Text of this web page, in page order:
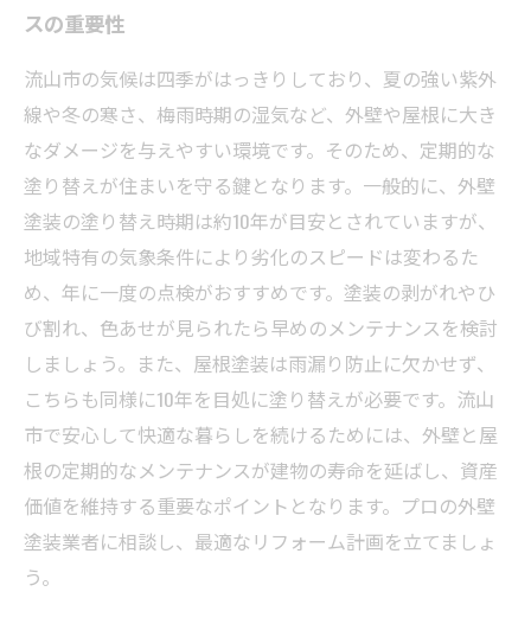
スの重要性
流山市の気候は四季がはっきりしており、夏の強い紫外
線や冬の寒さ、梅雨時期の湿気など、外壁や屋根に大き
なダメージを与えやすい環境です。そのため、定期的な
塗り替えが住まいを守る鍵となります。一般的に、外壁
塗装の塗り替え時期は約10年が目安とされていますが、
地域特有の気象条件により劣化のスピードは変わるた
め、年に一度の点検がおすすめです。塗装の剥がれやひ
び割れ、色あせが見られたら早めのメンテナンスを検討
しましょう。また、屋根塗装は雨漏り防止に欠かせず、
こちらも同様に10年を目処に塗り替えが必要です。流山
市で安心して快適な暮らしを続けるためには、外壁と屋
根の定期的なメンテナンスが建物の寿命を延ばし、資産
価値を維持する重要なポイントとなります。プロの外壁
塗装業者に相談し、最適なリフォーム計画を立てましょ
う。